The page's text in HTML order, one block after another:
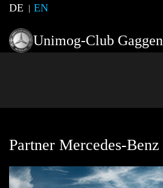
DE EN
Unimog-Club
Partner Mercedes-